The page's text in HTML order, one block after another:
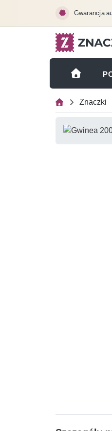
Gwarancja
Znaczki